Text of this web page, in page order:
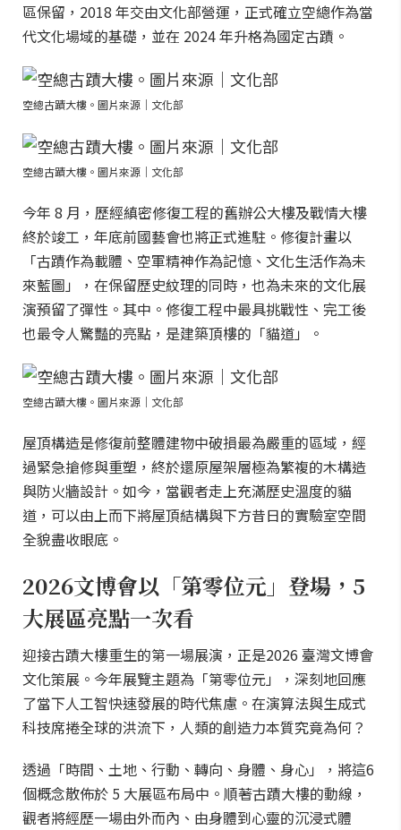
區保留，2018 年交由文化部營運，正式確立空總作為當
代文化場域的基礎，並在 2024 年升格為國定古蹟。
空總古蹟大樓。圖片來源｜文化部
空總古蹟大樓。圖片來源｜文化部
今年 8 月，歷經縝密修復工程的舊辦公大樓及戰情大樓
終於竣工，年底前國藝會也將正式進駐。修復計畫以
「古蹟作為載體、空軍精神作為記憶、文化生活作為未
來藍圖」，在保留歷史紋理的同時，也為未來的文化展
演預留了彈性。其中。修復工程中最具挑戰性、完工後
也最令人驚豔的亮點，是建築頂樓的「貓道」。
空總古蹟大樓。圖片來源｜文化部
屋頂構造是修復前整體建物中破損最為嚴重的區域，經
過緊急搶修與重塑，終於還原屋架層極為繁複的木構造
與防火牆設計。如今，當觀者走上充滿歷史溫度的貓
道，可以由上而下將屋頂結構與下方昔日的實驗室空間
全貌盡收眼底。
2026文博會以「第零位元」登場，5
大展區亮點一次看
迎接古蹟大樓重生的第一場展演，正是2026 臺灣文博會
文化策展。今年展覽主題為「第零位元」，深刻地回應
了當下人工智快速發展的時代焦慮。在演算法與生成式
科技席捲全球的洪流下，人類的創造力本質究竟為何？
透過「時間、土地、行動、轉向、身體、身心」，將這6
個概念散佈於 5 大展區布局中。順著古蹟大樓的動線，
觀者將經歷一場由外而內、由身體到心靈的沉浸式體